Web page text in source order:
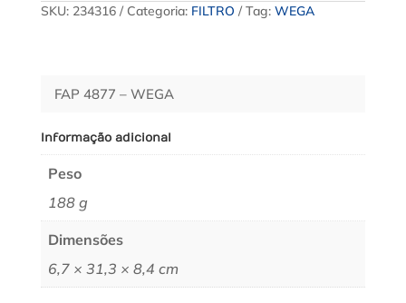
SKU: 234316 Categoria: FILTRO Tag: WEGA
FAP 4877 – WEGA
Informação adicional
Peso
188 g
Dimensões
6,7 × 31,3 × 8,4 cm